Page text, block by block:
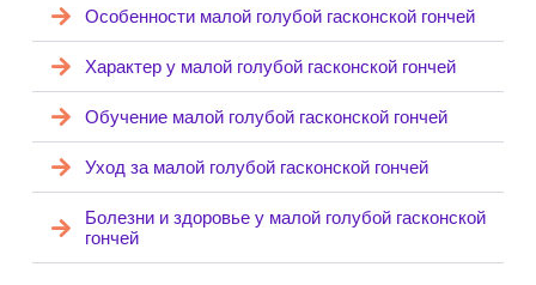
Особенности малой голубой гасконской гончей
Характер у малой голубой гасконской гончей
Обучение малой голубой гасконской гончей
Уход за малой голубой гасконской гончей
Болезни и здоровье у малой голубой гасконской
гончей